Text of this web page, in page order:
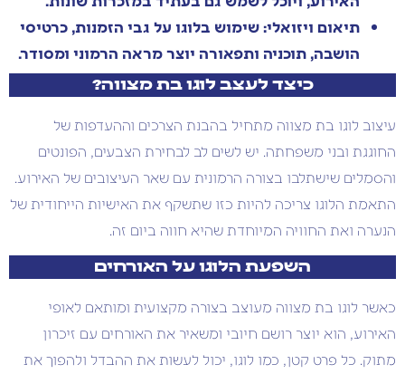
תיאום ויזואלי: שימוש בלוגו על גבי הזמנות, כרטיסי
הושבה, תוכניה ותפאורה יוצר מראה הרמוני ומסודר.
כיצד לעצב לוגו בת מצווה?
עיצוב לוגו בת מצווה מתחיל בהבנת הצרכים וההעדפות של
החוגגת ובני משפחתה. יש לשים לב לבחירת הצבעים, הפונטים
והסמלים שישתלבו בצורה הרמונית עם שאר העיצובים של האירוע.
התאמת הלוגו צריכה להיות כזו שתשקף את האישיות הייחודית של
הנערה ואת החוויה המיוחדת שהיא חווה ביום זה.
השפעת הלוגו על האורחים
כאשר לוגו בת מצווה מעוצב בצורה מקצועית ומותאם לאופי
האירוע, הוא יוצר רושם חיובי ומשאיר את האורחים עם זיכרון
מתוק. כל פרט קטן, כמו לוגו, יכול לעשות את ההבדל ולהפוך את